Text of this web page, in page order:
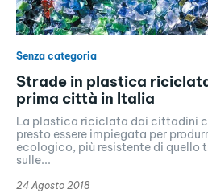
Senza categoria
Strade in plastica
prima città in Italia
La plastica riciclata dai cittadini
presto essere impiegata per
ecologico, più resistente di quello
sulle...
24 Agosto 2018